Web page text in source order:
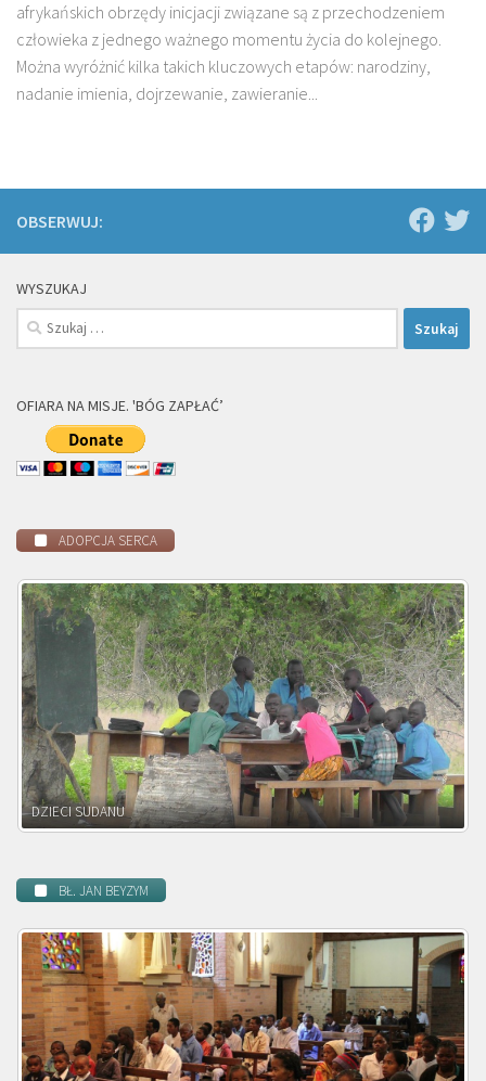
afrykańskich obrzędy inicjacji związane są z przechodzeniem
człowieka z jednego ważnego momentu życia do kolejnego.
Można wyróżnić kilka takich kluczowych etapów: narodziny,
nadanie imienia, dojrzewanie, zawieranie...
OBSERWUJ:
WYSZUKAJ
Szukaj:
OFIARA NA MISJE. 'BÓG ZAPŁAĆ’
ADOPCJA SERCA
DZIECI ZAMBII
BŁ. JAN BEYZYM